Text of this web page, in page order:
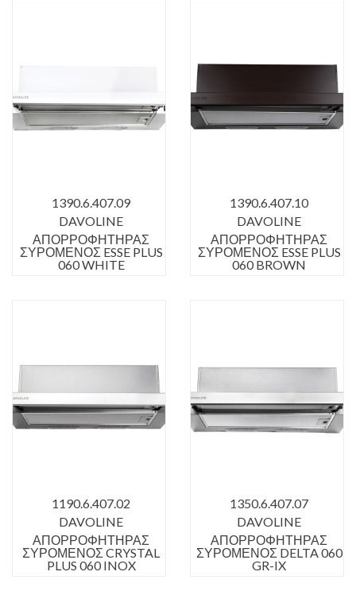
1390.6.407.09
DAVOLINE
ΑΠΟΡΡΟΦΗΤΗΡΑΣ
ΣΥΡΟΜΕΝΟΣ ESSE PLUS
060 WHITE
1390.6.407.10
DAVOLINE
ΑΠΟΡΡΟΦΗΤΗΡΑΣ
ΣΥΡΟΜΕΝΟΣ ESSE PLUS
060 BROWN
1190.6.407.02
DAVOLINE
ΑΠΟΡΡΟΦΗΤΗΡΑΣ
ΣΥΡΟΜΕΝΟΣ CRYSTAL
PLUS 060 INOX
1350.6.407.07
DAVOLINE
ΑΠΟΡΡΟΦΗΤΗΡΑΣ
ΣΥΡΟΜΕΝΟΣ DELTA 060
GR-IX